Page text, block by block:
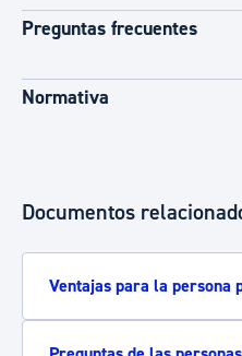
Preguntas frecuentes
Normativa
Documentos
Ventajas para la persona